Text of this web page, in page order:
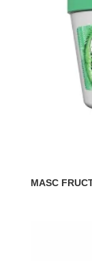
MASC